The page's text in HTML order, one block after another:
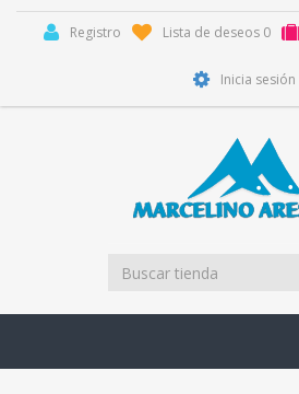
Registro Lista de deseos 0
Inicia sesión